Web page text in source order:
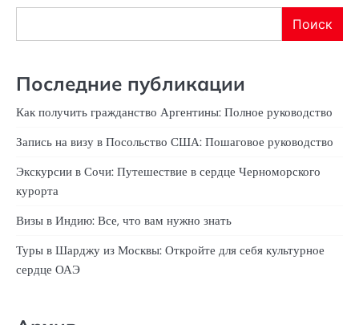
Поиск
Последние публикации
Как получить гражданство Аргентины: Полное руководство
Запись на визу в Посольство США: Пошаговое руководство
Экскурсии в Сочи: Путешествие в сердце Черноморского
курорта
Визы в Индию: Все, что вам нужно знать
Туры в Шарджу из Москвы: Откройте для себя культурное
сердце ОАЭ